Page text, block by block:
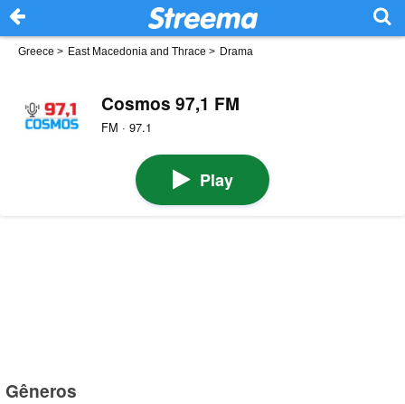
Greece > East Macedonia and Thrace > Drama
Cosmos 97,1 FM
FM · 97.1
Play
Gêneros